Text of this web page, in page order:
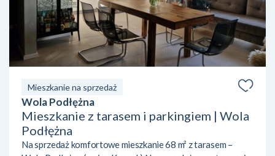
Mieszkanie na sprzedaż
Wola Podłężna
Mieszkanie z tarasem i parkingiem | Wola
Podłężna
Na sprzedaż komfortowe mieszkanie 68 m² z tarasem –